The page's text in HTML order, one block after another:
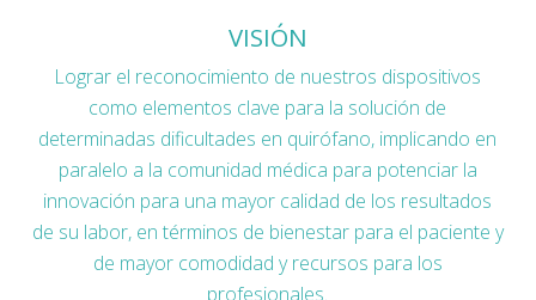
VISIÓN
Lograr el reconocimiento de nuestros dispositivos
como elementos clave para la solución de
determinadas dificultades en quirófano, implicando en
paralelo a la comunidad médica para potenciar la
innovación para una mayor calidad de los resultados
de su labor, en términos de bienestar para el paciente y
de mayor comodidad y recursos para los
profesionales.